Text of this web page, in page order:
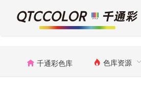
千通彩色库 色库资源